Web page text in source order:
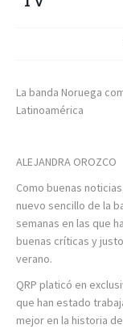
La banda Noruega
Latinoamérica
ALEJANDRA OROZCO
Como buenas
nuevo sencillo de la
semanas en las que
buenas críticas y
verano.
QRP platicó en
que han estado
mejor en la historia